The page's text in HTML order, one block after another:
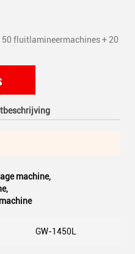
50 fluitlamineermachines + 20
machine,
,
GW-1450L